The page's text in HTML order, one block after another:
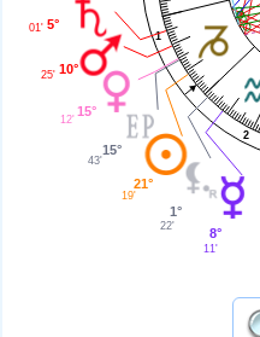
1
2
5°
01'
10°
25'
15°
12'
15°
43'
21°
19'
1°
22' 8°
11'